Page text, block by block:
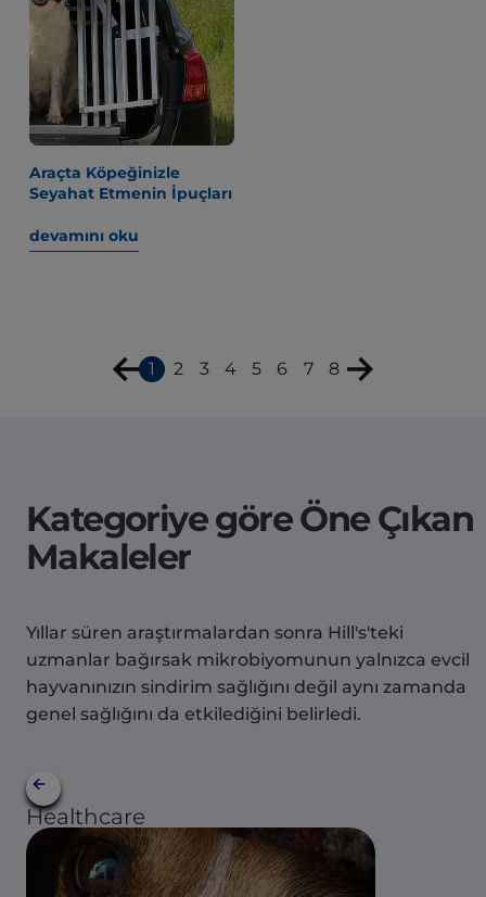
Araçta Köpeğinizle
Seyahat Etmenin İpuçları
devamını oku
1 2 3 4 5 6 7 8
Kategoriye göre Öne Çıkan
Makaleler
Yıllar süren araştırmalardan sonra Hill's'teki
uzmanlar bağırsak mikrobiyomunun yalnızca evcil
hayvanınızın sindirim sağlığını değil aynı zamanda
genel sağlığını da etkilediğini belirledi.
Healthcare